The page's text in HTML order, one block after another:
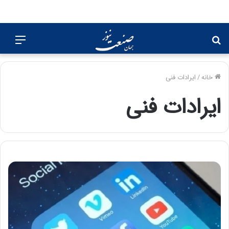
برای
خانه/ایرادات فنی
ایرادات فنی